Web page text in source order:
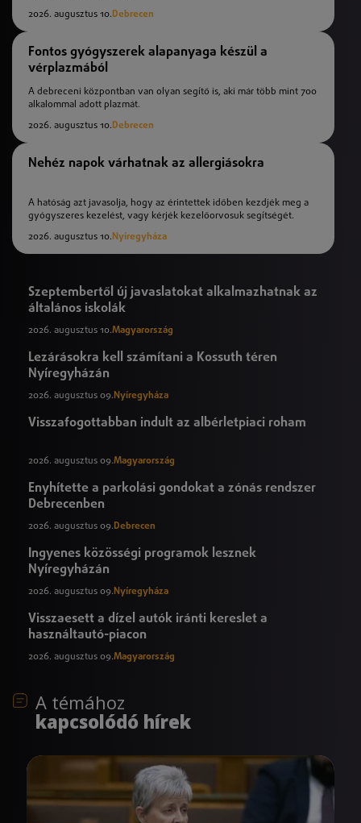
2026. augusztus 10.Debrecen
Fontos gyógyszerek alapanyaga készül a
vérplazmából
A debreceni központban van olyan segítő is, aki már több mint 700
alkalommal adott plazmát.
2026. augusztus 10.Debrecen
Nehéz napok várhatnak az allergiásokra
A hatóság azt javasolja, hogy az érintettek időben kezdjék meg a
gyógyszeres kezelést, vagy kérjék kezelőorvosuk segítségét.
2026. augusztus 10. Nyíregyháza
Szeptembertől új javaslatokat alkalmazhatnak az
általános iskolák
2026. augusztus 10.Magyarország
Lezárásokra kell számítani a Kossuth téren
Nyíregyházán
2026. augusztus 09. Nyíregyháza
Visszafogottabban indult az albérletpiaci roham
2026. augusztus 09.Magyarország
Enyhítette a parkolási gondokat a zónás rendszer
Debrecenben
2026. augusztus 09.Debrecen
Ingyenes közösségi programok lesznek
Nyíregyházán
2026. augusztus 09. Nyíregyháza
Visszaesett a dízel autók iránti kereslet a
használtautó-piacon
2026. augusztus 09.Magyarország
A témához
kapcsolódó hírek